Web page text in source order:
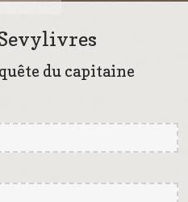
du capitaine